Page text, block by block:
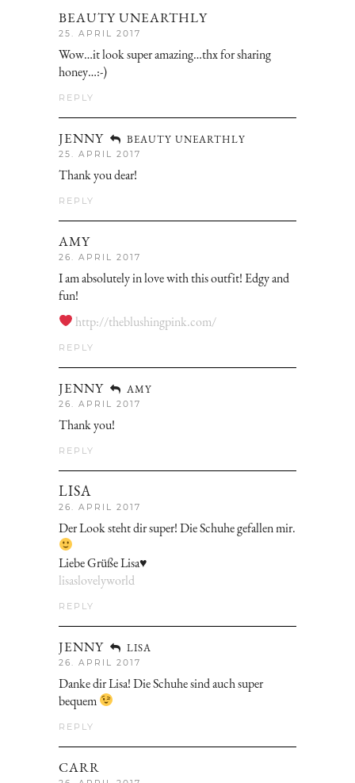
BEAUTY UNEARTHLY
25. APRIL 2017
Wow…it look super amazing…thx for sharing
honey…:-)
REPLY
JENNY BEAUTY UNEARTHLY
25. APRIL 2017
Thank you dear!
REPLY
AMY
26. APRIL 2017
I am absolutely in love with this outfit! Edgy and
fun!
http://theblushingpink.com/
REPLY
JENNY AMY
26. APRIL 2017
Thank you!
REPLY
LISA
26. APRIL 2017
Der Look steht dir super! Die Schuhe gefallen mir.
Liebe Grüße Lisa♥
lisaslovelyworld
REPLY
JENNY LISA
26. APRIL 2017
Danke dir Lisa! Die Schuhe sind auch super
bequem
REPLY
CARR